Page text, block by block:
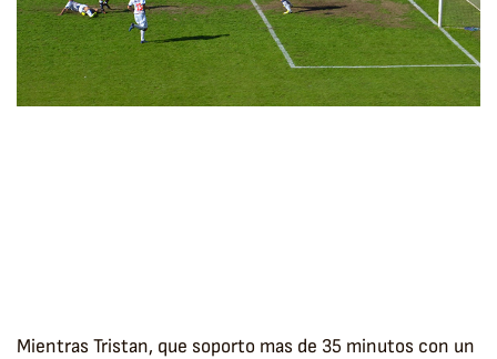
Mientras Tristan, que soporto mas de 35 minutos con un